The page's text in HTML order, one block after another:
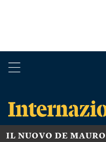
IL NUOVO DE MAURO